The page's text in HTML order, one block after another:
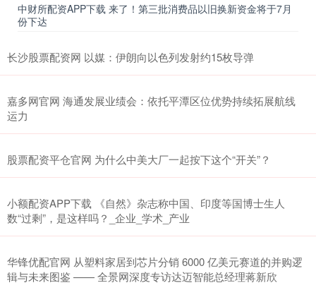
中财所配资APP下载 来了！第三批消费品以旧换新资金将于7月
份下达
长沙股票配资网 以媒：伊朗向以色列发射约15枚导弹
嘉多网官网 海通发展业绩会：依托平潭区位优势持续拓展航线
运力
股票配资平仓官网 为什么中美大厂一起按下这个“开关”？
小额配资APP下载 《自然》杂志称中国、印度等国博士生人
数“过剩”，是这样吗？_企业_学术_产业
华锋优配官网 从塑料家居到芯片分销 6000 亿美元赛道的并购逻
辑与未来图鉴 —— 全景网深度专访达迈智能总经理蒋新欣